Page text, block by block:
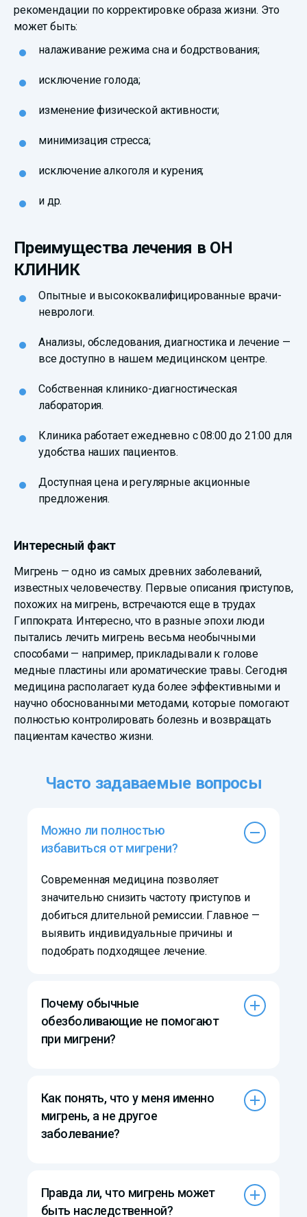
рекомендации по корректировке образа жизни. Это
может быть:
налаживание режима сна и бодрствования;
исключение голода;
изменение физической активности;
минимизация стресса;
исключение алкоголя и курения;
и др.
Преимущества лечения в ОН
КЛИНИК
Опытные и высококвалифицированные врачи-
неврологи.
Анализы, обследования, диагностика и лечение —
все доступно в нашем медицинском центре.
Собственная клинико-диагностическая
лаборатория.
Клиника работает ежедневно с 08:00 до 21:00 для
удобства наших пациентов.
Доступная цена и регулярные акционные
предложения.
Интересный факт
Мигрень — одно из самых древних заболеваний,
известных человечеству. Первые описания приступов,
похожих на мигрень, встречаются еще в трудах
Гиппократа. Интересно, что в разные эпохи люди
пытались лечить мигрень весьма необычными
способами — например, прикладывали к голове
медные пластины или ароматические травы. Сегодня
медицина располагает куда более эффективными и
научно обоснованными методами, которые помогают
полностью контролировать болезнь и возвращать
пациентам качество жизни.
Часто задаваемые вопросы
Можно ли полностью
избавиться от мигрени?
Современная медицина позволяет
значительно снизить частоту приступов и
добиться длительной ремиссии. Главное —
выявить индивидуальные причины и
подобрать подходящее лечение.
Почему обычные
обезболивающие не помогают
при мигрени?
Как понять, что у меня именно
мигрень, а не другое
заболевание?
Правда ли, что мигрень может
быть наследственной?